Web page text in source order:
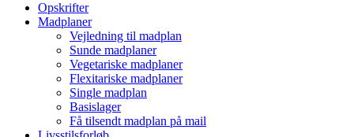
Opskrifter
Madplaner
Vejledning til madplan
Sunde madplaner
Vegetariske madplaner
Flexitariske madplaner
Single madplan
Basislager
Få tilsendt madplan på mail